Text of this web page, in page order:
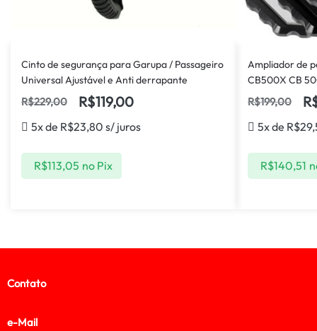
Cinto de segurança para Garupa / Passageiro
Universal Ajustável e Anti derrapante
R$229,00 R$119,00
5x de R$23,80 s/ juros
R$113,05 no Pix
Ampliador de
CB500X CB
R$199,00
5x de R$
R$140,51
Contato
e-Mail